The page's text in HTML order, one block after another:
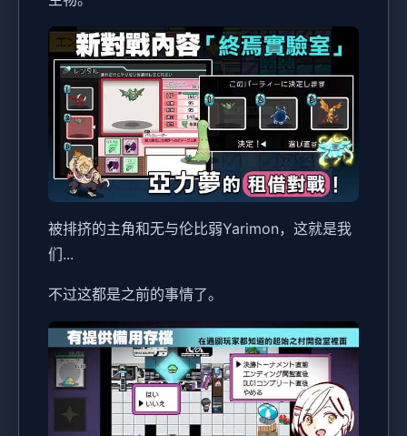
被排挤的主角和无与伦比弱Yarimon，这就是我
们...
不过这都是之前的事情了。